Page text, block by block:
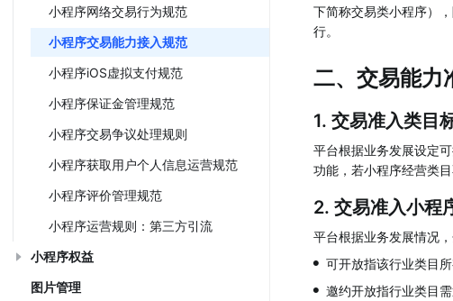
小程序网络交易行为规范
小程序交易能力接入规范
小程序iOS虚拟支付规范
小程序保证金管理规范
小程序交易争议处理规则
小程序获取用户个人信息运营规范
小程序评价管理规范
小程序运营规则：第三方引流
小程序权益
图片管理
下简称交易类小程序）
行。
二、交易能力
1. 交易准入类目
平台根据业务发展设定
功能，若小程序经营类
2. 交易准入小程
平台根据业务发展情况
• 可开放指该行业类目
• 邀约开放指行业类目